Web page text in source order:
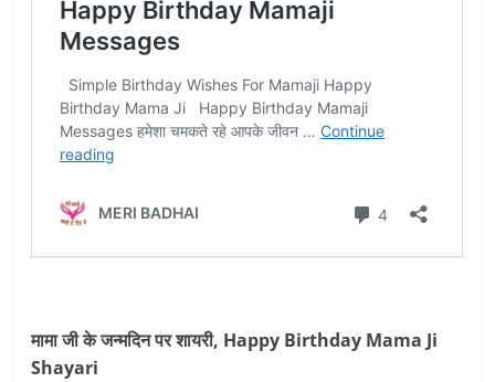
मामा जी के जन्मदिन पर शायरी, Happy Birthday Mama Ji
Shayari